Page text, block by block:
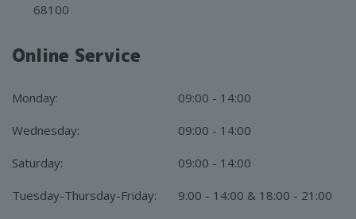
68100
Online Service
Monday: 09:00 - 14:00
Wednesday: 09:00 - 14:00
Saturday: 09:00 - 14:00
Tuesday-Thursday-Friday: 9:00 - 14:00 & 18:00 - 21:00